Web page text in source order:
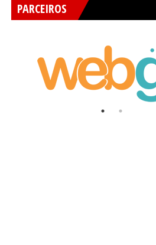
PARCEIROS